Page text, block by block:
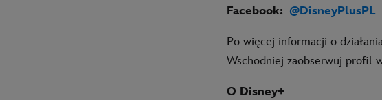
Facebook: @DisneyPlusPL
Po więcej informacji o
Wschodniej zaobserwuj profil
O Disney+